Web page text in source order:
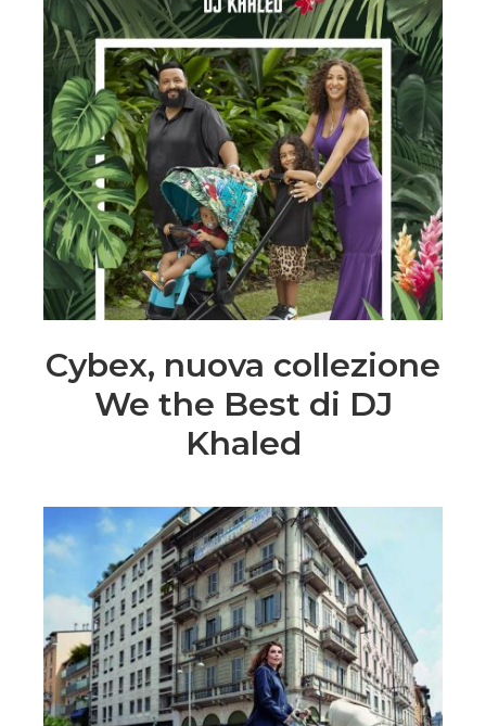
Cybex, nuova collezione
We the Best di DJ
Khaled